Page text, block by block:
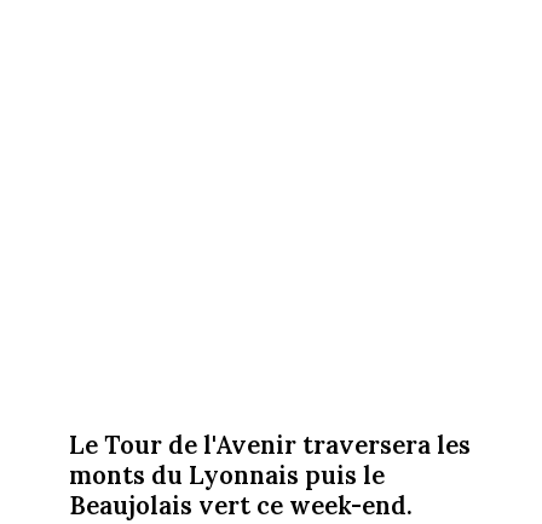
Le Tour de l'Avenir traversera les
monts du Lyonnais puis le
Beaujolais vert ce week-end.